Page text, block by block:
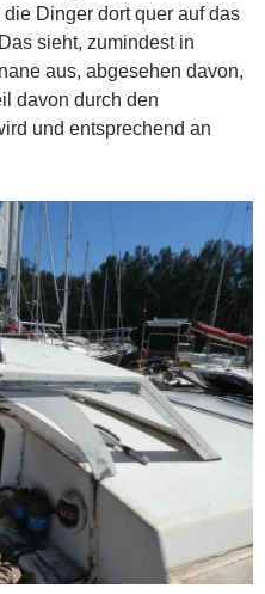
Dinger dort quer auf das
sieht, zumindest in
aus, abgesehen davon,
davon durch den
und entsprechend an